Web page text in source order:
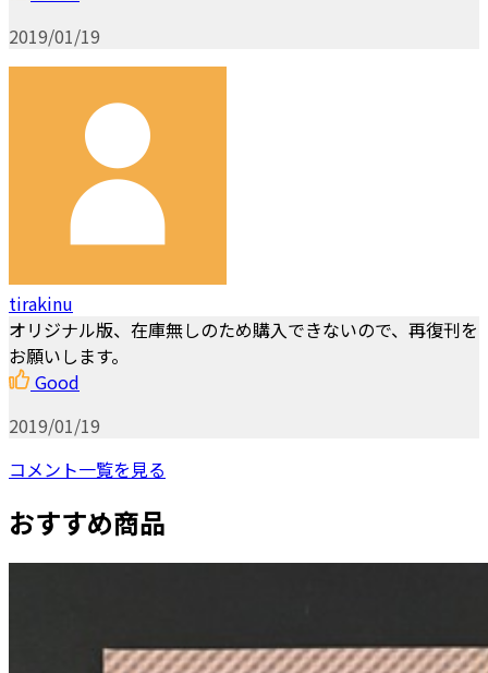
2019/01/19
tirakinu
オリジナル版、在庫無しのため購入できないので、再復刊を
お願いします。
Good
2019/01/19
コメント一覧を見る
おすすめ商品